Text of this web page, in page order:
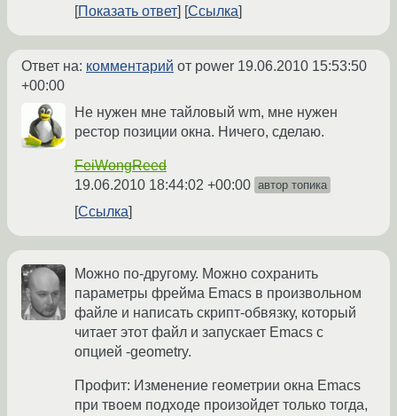
Показать ответ
Ссылка
Ответ на: комментарий от power 19.06.2010 15:53:50
+00:00
Не нужен мне тайловый wm, мне нужен
рестор позиции окна. Ничего, сделаю.
FeiWongReed
19.06.2010 18:44:02 +00:00 автор топика
Ссылка
Можно по-другому. Можно сохранить
параметры фрейма Emacs в произвольном
файле и написать скрипт-обвязку, который
читает этот файл и запускает Emacs c
опцией -geometry.
Профит: Изменение геометрии окна Emacs
при твоем подходе произойдет только тогда,